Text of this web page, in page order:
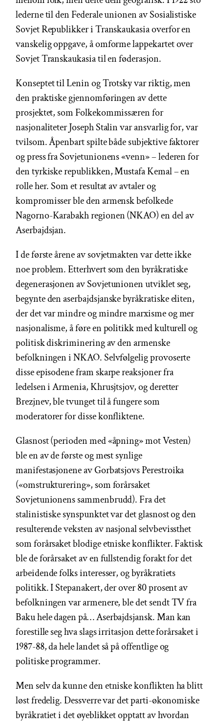
lederne til den Federale unionen av Sosialistiske
Sovjet Republikker i Transkaukasia overfor en
vanskelig oppgave, å omforme lappekartet over
Sovjet Transkaukasia til en føderasjon.
Konseptet til Lenin og Trotsky var riktig, men
den praktiske gjennomføringen av dette
prosjektet, som Folkekommissæren for
nasjonaliteter Joseph Stalin var ansvarlig for, var
tvilsom. Åpenbart spilte både subjektive faktorer
og press fra Sovjetunionens «venn» – lederen for
den tyrkiske republikken, Mustafa Kemal – en
rolle her. Som et resultat av avtaler og
kompromisser ble den armensk befolkede
Nagorno-Karabakh regionen (NKAO) en del av
Aserbajdsjan.
I de første årene av sovjetmakten var dette ikke
noe problem. Etterhvert som den byråkratiske
degenerasjonen av Sovjetunionen utviklet seg,
begynte den aserbajdsjanske byråkratiske eliten,
der det var mindre og mindre marxisme og mer
nasjonalisme, å føre en politikk med kulturell og
politisk diskriminering av den armenske
befolkningen i NKAO. Selvfølgelig provoserte
disse episodene fram skarpe reaksjoner fra
ledelsen i Armenia, Khrusjtsjov, og deretter
Brezjnev, ble tvunget til å fungere som
moderatorer for disse konfliktene.
Glasnost (perioden med «åpning» mot Vesten)
ble en av de første og mest synlige
manifestasjonene av Gorbatsjovs Perestroika
(«omstrukturering», som forårsaket
Sovjetunionens sammenbrudd). Fra det
stalinistiske synspunktet var det glasnost og den
resulterende veksten av nasjonal selvbevissthet
som forårsaket blodige etniske konflikter. Faktisk
ble de forårsaket av en fullstendig forakt for det
arbeidende folks interesser, og byråkratiets
politikk. I Stepanakert, der over 80 prosent av
befolkningen var armenere, ble det sendt TV fra
Baku hele dagen på… Aserbajdsjansk. Man kan
forestille seg hva slags irritasjon dette forårsaket i
1987-88, da hele landet så på offentlige og
politiske programmer.
Men selv da kunne den etniske konflikten ha blitt
løst fredelig. Dessverre var det parti-økonomiske
byråkratiet i det øyeblikket opptatt av hvordan